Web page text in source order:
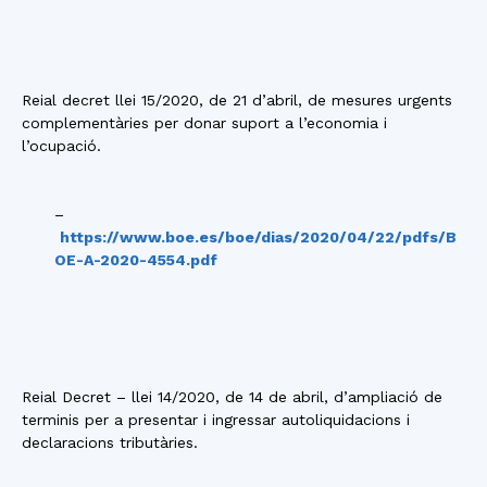
Reial decret llei 15/2020, de 21 d’abril, de mesures urgents
complementàries per donar suport a l’economia i
l’ocupació.
–
https://www.boe.es/boe/dias/2020/04/22/pdfs/B
OE-A-2020-4554.pdf
Reial Decret – llei 14/2020, de 14 de abril, d’ampliació de
terminis per a presentar i ingressar autoliquidacions i
declaracions tributàries.